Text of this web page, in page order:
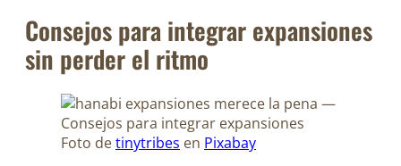
Consejos para integrar expansiones
sin perder el ritmo
Foto detinytribes en Pixabay